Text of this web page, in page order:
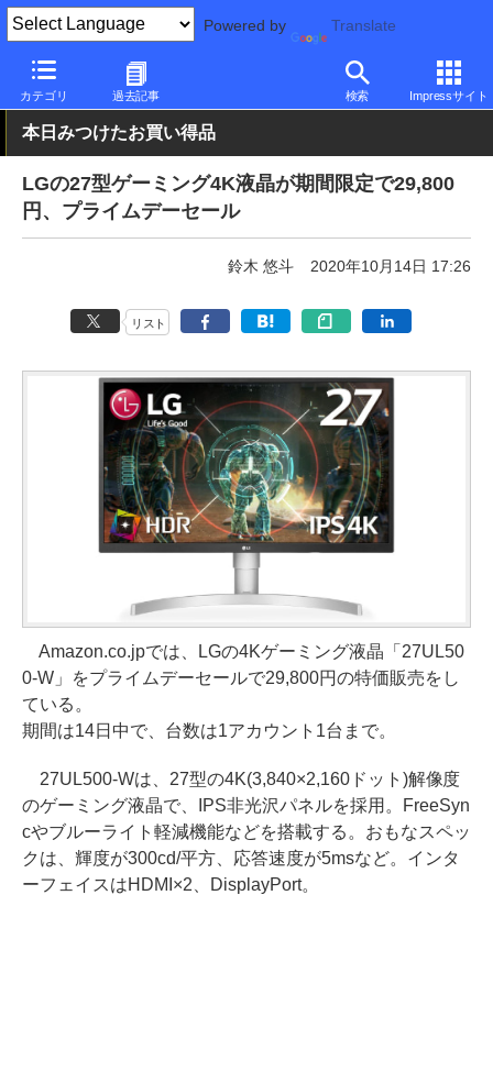
Powered by Translate
カテゴリ 過去記事 検索 Impressサイト
PC Watch 半導体/周辺機器
本日みつけたお買い得品
LGの27型ゲーミング4K液晶が期間限定で29,800
円、プライムデーセール
鈴木 悠斗 2020年10月14日 17:26
リスト
Amazon.co.jpでは、LGの4Kゲーミング液晶「27UL50
0-W」をプライムデーセールで29,800円の特価販売をし
ている。
期間は14日中で、台数は1アカウント1台まで。
27UL500-Wは、27型の4K(3,840×2,160ドット)解像度
のゲーミング液晶で、IPS非光沢パネルを採用。FreeSyn
cやブルーライト軽減機能などを搭載する。おもなスペッ
クは、輝度が300cd/平方、応答速度が5msなど。インタ
ーフェイスはHDMI×2、DisplayPort。